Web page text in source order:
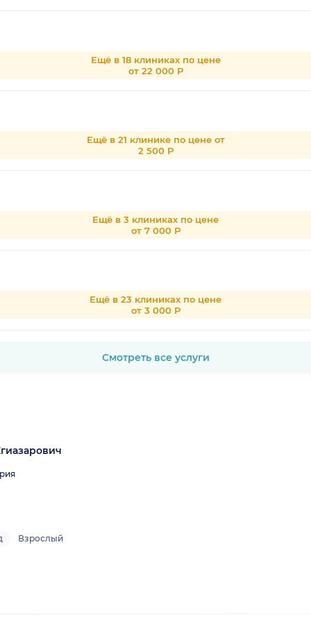
Ещё в 18 клиниках по цене
от 22 000 Р
Ещё в 21 клинике по цене от
2 500 Р
Ещё в 3 клиниках по цене
от 7 000 Р
Ещё в 23 клиниках по цене
от 3 000 Р
Смотреть все услуги
Взрослый